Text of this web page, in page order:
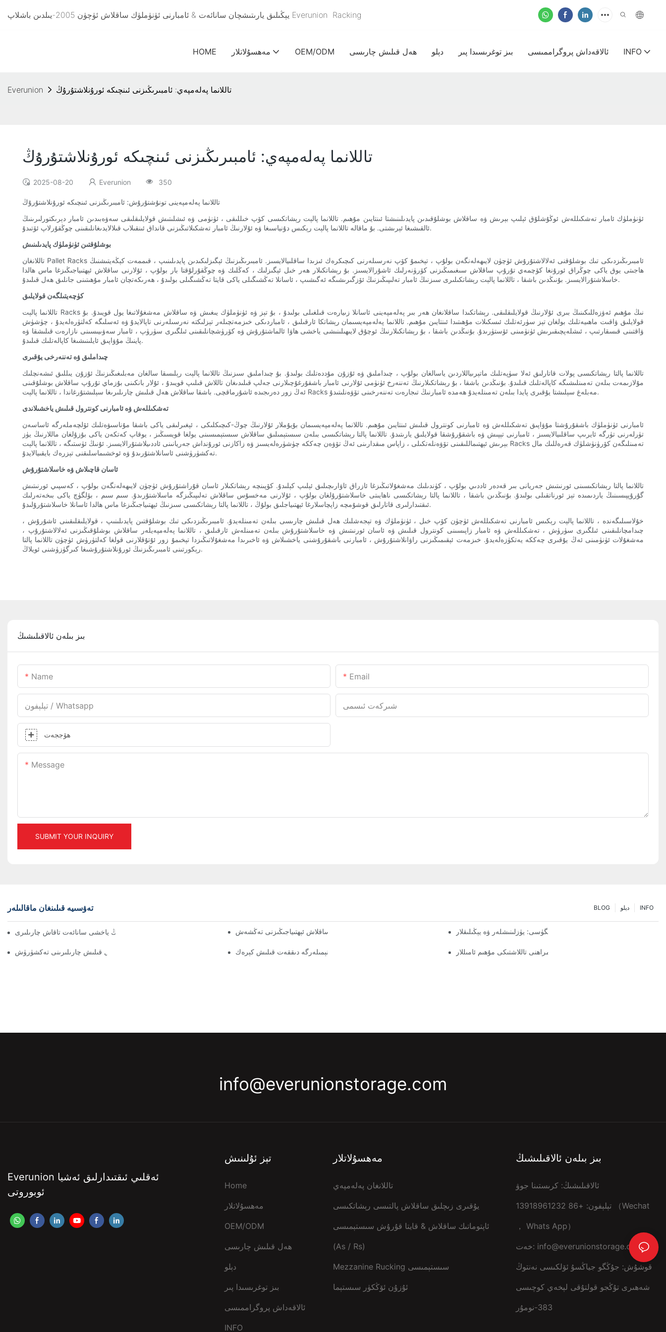
يېڭىلىق يارىتىشچان سانائەت & ئامبارنى ئۈنۈملۈك ساقلاش ئۈچۈن 2005-يىلدىن باشلاپ Everunion Racking
HOME مەھسۇلاتلار OEM/ODM ھەل قىلىش چارىسى دېلو بىز توغرىسىدا پىر ئالاقەداش پروگراممىسى INFO
Everunion تاللانما پەلەمپەي: ئامبىرىڭىزنى ئىنچىكە ئورۇنلاشتۇرۇڭ
تاللانما پەلەمپەي: ئامبىرىڭىزنى ئىنچىكە ئورۇنلاشتۇرۇڭ
2025-08-20 Everunion 350
تاللانما پەلەمپەينى تونۇشتۇرۇش: ئامبىرىڭىزنى ئىنچىكە ئورۇنلاشتۇرۇڭ
ئۈنۈملۈك ئامبار تەشكىللەش ئوڭۇشلۇق ئېلىپ بېرىش ۋە ساقلاش بوشلۇقىدىن پايدىلىنىشتا ئىنتايىن مۇھىم. تاللانما پالېت رېشاتكىسى كۆپ خىللىقى ، ئۈنۈمى ۋە ئىشلىتىش قولايلىقلىقى سەۋەبىدىن ئامبار دېرىكتورلىرىنىڭ
ئالقىشىغا ئېرىشتى. بۇ ماقالە تاللانما پالېت رېكىس دۇنياسىغا ۋە ئۇلارنىڭ ئامبار تەشكىلاتىڭىزنى قانداق ئىنقىلاب قىلالايدىغانلىقىنى چوڭقۇرلاپ ئۆتىدۇ.
بوشلۇقتىن ئۈنۈملۈك پايدىلىنىش
تاللانغان Pallet Racks ئامبىرىڭىزدىكى تىك بوشلۇقنى ئەلالاشتۇرۇش ئۈچۈن لايىھەلەنگەن بولۇپ ، تېخىمۇ كۆپ نەرسىلەرنى كىچىكرەك ئىزىدا ساقلىيالايسىز. ئامبىرىڭىزنىڭ ئېگىزلىكىدىن پايدىلىنىپ ، قىممەت كېڭەيتىشنىڭ
ھاجىتى يوق ياكى چوڭراق ئورۇنغا كۆچمەي تۇرۇپ ساقلاش سىغىمىڭىزنى كۆرۈنەرلىك ئاشۇرالايسىز. بۇ رېشاتكىلار ھەر خىل ئېگىزلىك ، كەڭلىك ۋە چوڭقۇرلۇقتا بار بولۇپ ، ئۇلارنى ساقلاش ئېھتىياجىڭىزغا ماس ھالدا
خاسلاشتۇرالايسىز. بۇنىڭدىن باشقا ، تاللانما پالېت رېشاتكىلىرى سىزنىڭ ئامبار تەلىپىڭىزنىڭ ئۆزگىرىشىگە ئەگىشىپ ، ئاسانلا تەڭشىگىلى ياكى قايتا تەڭشىگىلى بولىدۇ ، ھەرىكەتچان ئامبار مۇھىتىنى جانلىق ھەل قىلىدۇ.
كۈچەيتىلگەن قولايلىق
تاللانما پالېت Racks نىڭ مۇھىم ئەۋزەللىكىنىڭ بىرى ئۇلارنىڭ قولايلىقلىقى. رېشاتكىدا ساقلانغان ھەر بىر پەلەمپەينى ئاسانلا زىيارەت قىلغىلى بولىدۇ ، بۇ تېز ۋە ئۈنۈملۈك يىغىش ۋە ساقلاش مەشغۇلاتىغا يول قويىدۇ. بۇ
قولايلىق ۋاقىت ماھىيەتلىك بولغان تېز سۈرئەتلىك ئىسكىلات مۇھىتىدا ئىنتايىن مۇھىم. تاللانما پەلەمپەيسىمان رېشاتكا ئارقىلىق ، ئامباردىكى خىزمەتچىلەر تېزلىكتە نەرسىلەرنى تاپالايدۇ ۋە ئەسلىگە كەلتۈرەلەيدۇ ، چۈشۈش
ۋاقتىنى قىسقارتىپ ، ئىشلەپچىقىرىش ئۈنۈمىنى ئۆستۈرىدۇ. بۇنىڭدىن باشقا ، بۇ رېشاتكىلارنىڭ ئوچۇق لايىھىلىنىشى ياخشى ھاۋا ئالماشتۇرۇش ۋە كۆرۈشچانلىقىنى ئىلگىرى سۈرۈپ ، ئامبار سەۋىيىسىنى نازارەت قىلىشقا ۋە
پاينىڭ مۇۋاپىق ئايلىنىشىغا كاپالەتلىك قىلىدۇ.
چىداملىق ۋە تەننەرخى يۇقىرى
تاللانما پالتا رېشاتكىسى پولات قاتارلىق ئەلا سۈپەتلىك ماتېرىياللاردىن ياسالغان بولۇپ ، چىداملىق ۋە ئۇزۇن مۇددەتلىك بولىدۇ. بۇ چىداملىق سىزنىڭ تاللانما پالېت رېلىسقا سالغان مەبلىغىڭىزنىڭ ئۇزۇن يىللىق ئىشەنچلىك
مۇلازىمەت بىلەن تەمىنلىشىگە كاپالەتلىك قىلىدۇ. بۇنىڭدىن باشقا ، بۇ رېشاتكىلارنىڭ تەننەرخ ئۈنۈمى ئۇلارنى ئامبار باشقۇرغۇچىلارنى جەلپ قىلىدىغان تاللاش قىلىپ قويىدۇ ، ئۇلار بانكىنى بۇزماي تۇرۇپ ساقلاش بوشلۇقىنى
ئەڭ زور دەرىجىدە ئاشۇرماقچى. باشقا ساقلاش ھەل قىلىش چارىلىرىغا سېلىشتۇرغاندا ، تاللانما پالېت Racks مەبلەغ سېلىشتا يۇقىرى پايدا بىلەن تەمىنلەيدۇ ھەمدە ئامبارنىڭ تىجارەت تەننەرخىنى تۆۋەنلىتىدۇ.
تەشكىللەش ۋە ئامبارنى كونترول قىلىش ياخشىلاندى
ئامبارنى ئۈنۈملۈك باشقۇرۇشتا مۇۋاپىق تەشكىللەش ۋە ئامبارنى كونترول قىلىش ئىنتايىن مۇھىم. تاللانما پەلەمپەيسىمان بۇيۇملار ئۇلارنىڭ چوڭ-كىچىكلىكى ، ئېغىرلىقى ياكى باشقا مۇناسىۋەتلىك ئۆلچەملەرگە ئاساسەن
تۈرلەرنى تۈرگە ئايرىپ ساقلىيالايسىز ، ئامبارنى تېپىش ۋە باشقۇرۇشقا قولايلىق يارىتىدۇ. تاللانما پالتا رېشاتكىسى بىلەن سىستېمىلىق ساقلاش سىستېمىسىنى يولغا قويسىڭىز ، يوقاپ كەتكەن ياكى بۇزۇلغان ماللارنىڭ يۈز
بېرىش ئېھتىماللىقىنى تۆۋەنلەتكىلى ، زاپاس مىقدارىنى ئەڭ تۆۋەن چەككە چۈشۈرەلەيسىز ۋە زاكازنى ئورۇنداش جەريانىنى ئاددىيلاشتۇرالايسىز. ئۇنىڭ ئۈستىگە ، تاللانما پالېت Racks تەمىنلىگەن كۆرۈنۈشلۈك قەرەللىك مال
تەكشۈرۈشنى ئاسانلاشتۇرىدۇ ۋە ئوخشىماسلىقنى تېزرەك بايقىيالايدۇ.
ئاسان قاچىلاش ۋە خاسلاشتۇرۇش
تاللانما پالتا رېشاتكىسىنى ئورنىتىش جەريانى بىر قەدەر ئاددىي بولۇپ ، كۈندىلىك مەشغۇلاتىڭىزغا ئازراق ئاۋارىچىلىق ئېلىپ كېلىدۇ. كۆپىنچە رېشاتكىلار ئاسان قۇراشتۇرۇش ئۈچۈن لايىھەلەنگەن بولۇپ ، كەسپىي ئورنىتىش
گۇرۇپپىسىنىڭ ياردىمىدە تېز ئورناتقىلى بولىدۇ. بۇنىڭدىن باشقا ، تاللانما پالتا رېشاتكىسى ناھايىتى خاسلاشتۇرۇلغان بولۇپ ، ئۇلارنى مەخسۇس ساقلاش تەلىپىڭىزگە ماسلاشتۇرىدۇ. سىم سىم ، بۆلگۈچ ياكى بىخەتەرلىك
ئىقتىدارلىرى قاتارلىق قوشۇمچە زاپچاسلارغا ئېھتىياجلىق بولۇڭ ، تاللانما پالتا رېشاتكىسى سىزنىڭ ئېھتىياجىڭىزغا ماس ھالدا ئاسانلا خاسلاشتۇرۇلىدۇ.
خۇلاسىلىگەندە ، تاللانما پالېت رېكىس ئامبارنى تەشكىللەش ئۈچۈن كۆپ خىل ، ئۈنۈملۈك ۋە تېجەشلىك ھەل قىلىش چارىسى بىلەن تەمىنلەيدۇ. ئامبىرىڭىزدىكى تىك بوشلۇقتىن پايدىلىنىپ ، قولايلىقلىقىنى ئاشۇرۇش ،
چىدامچانلىقىنى ئىلگىرى سۈرۈش ، تەشكىللەش ۋە ئامبار زاپىسىنى كونترول قىلىش ۋە ئاسان ئورنىتىش ۋە خاسلاشتۇرۇش بىلەن تەمىنلەش ئارقىلىق ، تاللانما پەلەمپەيلەر ساقلاش بوشلۇقىڭىزنى ئەلالاشتۇرۇپ ،
مەشغۇلات ئۈنۈمىنى ئەڭ يۇقىرى چەككە يەتكۈزەلەيدۇ. خىزمەت ئېقىمىڭىزنى راۋانلاشتۇرۇش ، ئامبارنى باشقۇرۇشنى ياخشىلاش ۋە ئاخىرىدا مەشغۇلاتىڭىزدا تېخىمۇ زور ئۇتۇقلارنى قولغا كەلتۈرۈش ئۈچۈن تاللانما پالتا
رېكورتىنى ئامبىرىڭىزنىڭ ئورۇنلاشتۇرۇشىغا كىرگۈزۈشنى ئويلاڭ.
بىز بىلەن ئالاقىلىشىڭ
Name Email
تېلېفون / Whatsapp شىركەت ئىسمى
ھۆججەت
Message
SUBMIT YOUR INQUIRY
تەۋسىيە قىلىنغان ماقالىلەر INFO دېلو BLOG
ئۈنۈملۈك ئامبار باشقۇرۇش ئۈچۈن ئەڭ ياخشى سانائەت تاقاش چارىلىرى خاسلاشتۇرۇلغان پالتا تاقاش تاللانمىلىرى: ساقلاش ئېھتىياجىڭىزنى تەڭشەش پالتا تاقاش چارىلىرىنىڭ كەلگۈسى: يۈزلىنىشلەر ۋە يېڭىلىقلار
ھەر ساھە ئۈچۈن ئۈنۈملۈك ساقلاش جازىسى ھەل قىلىش چارىلىرىنى تەكشۈرۈشئامبار جازىسى تەمىنلىگۈچىلىرى: نېمىلەرگە دىققەت قىلىش كېرەك سىستېمىسى تەمىنلىگۈچىسى: توغرا ھەمراھنى تاللاشتىكى مۇھىم ئامىللار
info@everunionstorage.com
Everunion ئەقلىي ئىقتىدارلىق ئەشيا
تېز ئۇلىنىش
Home
مەھسۇلاتلار
OEM/ODM
ھەل قىلىش چارىسى
دېلو
بىز توغرىسىدا پىر
ئالاقەداش پروگراممىسى
INFO
مەھسۇلاتلار
تاللانغان پەلەمپەي
يۇقىرى زىچلىق ساقلاش پالتىسى رېشاتكىسى
ئاپتوماتىك ساقلاش & قايتا قۇرۇش سىستېمىسى
(As / Rs)
Mezzanine Rucking سىستېمىسى
ئۇزۇن ئۆڭكۈر سىستېما
بىز بىلەن ئالاقىلىشىڭ
ئالاقىلىشىڭ: كرىستىنا جوۋ
تېلېفون: +86 13918961232 （Wechat
， Whats App）
خەت: info@everunionstorage.com
قوشۇش: جۇڭگو جياڭسۇ ئۆلكىسى نەنتوڭ
شەھىرى تۇڭجو قولتۇقى لېخەي كوچىسى
383-نومۇر